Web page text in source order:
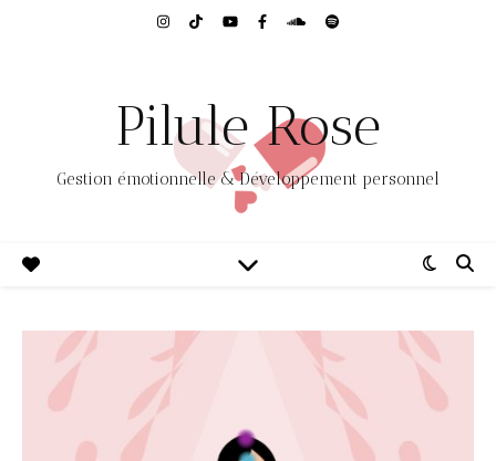
Pilule Rose
Gestion émotionnelle & Développement personnel